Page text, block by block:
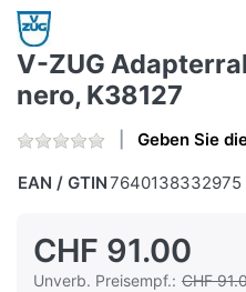
V-ZUG
nero, K38127
Geben Sie
EAN / GTIN7640138332975
CHF 91.00
Unverb. Preisempf.: CHF
Die UVP ist der